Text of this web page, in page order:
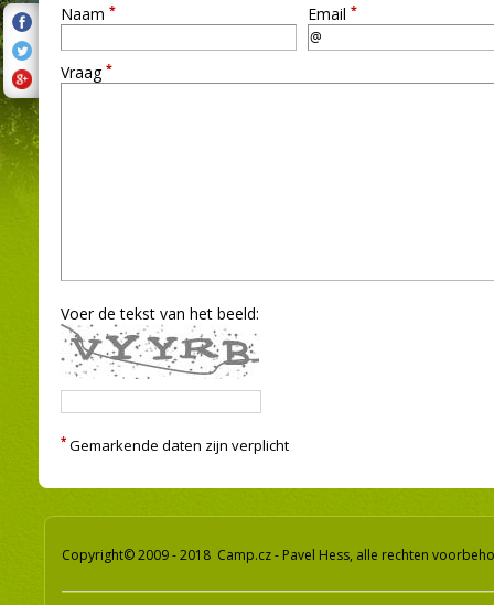
Naam * Email *
Vraag *
Voer de tekst van het beeld:
* Gemarkende daten zijn verplicht
Copyright© 2009 - 2018 Camp.cz - Pavel Hess, alle rechten